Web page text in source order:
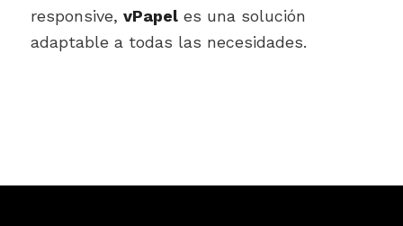
responsive, vPapeles una solución
adaptable a todas las necesidades.